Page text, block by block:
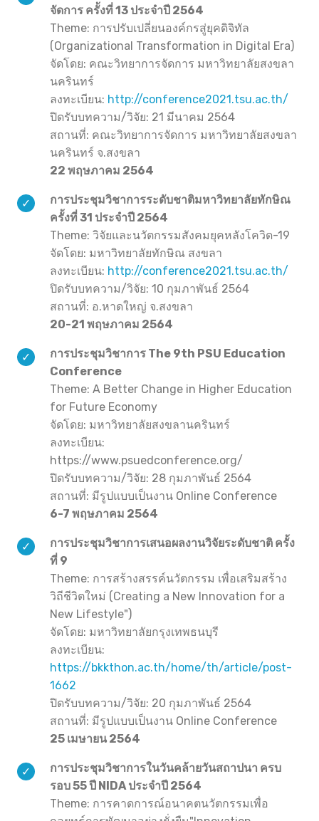
จัดการ ครั้งที่ 13 ประจำปี 2564
Theme: การปรับเปลี่ยนองค์กรสู่ยุคดิจิทัล
(Organizational Transformation in Digital Era)
จัดโดย: คณะวิทยาการจัดการ มหาวิทยาลัยสงขลา
นครินทร์
ลงทะเบียน: http://conference2021.tsu.ac.th/
ปิดรับบทความ/วิจัย: 21 มีนาคม 2564
สถานที่: คณะวิทยาการจัดการ มหาวิทยาลัยสงขลา
นครินทร์ จ.สงขลา
22 พฤษภาคม 2564
การประชุมวิชาการระดับชาติมหาวิทยาลัยทักษิณ
ครั้งที่ 31 ประจำปี 2564
Theme: วิจัยและนวัตกรรมสังคมยุคหลังโควิด-19
จัดโดย: มหาวิทยาลัยทักษิณ สงขลา
ลงทะเบียน: http://conference2021.tsu.ac.th/
ปิดรับบทความ/วิจัย: 10 กุมภาพันธ์ 2564
สถานที่: อ.หาดใหญ่ จ.สงขลา
20-21 พฤษภาคม 2564
การประชุมวิชาการ The 9th PSU Education
Conference
Theme: A Better Change in Higher Education
for Future Economy
จัดโดย: มหาวิทยาลัยสงขลานครินทร์
ลงทะเบียน:
https://www.psuedconference.org/
ปิดรับบทความ/วิจัย: 28 กุมภาพันธ์ 2564
สถานที่: มีรูปแบบเป็นงาน Online Conference
6-7 พฤษภาคม 2564
การประชุมวิชาการเสนอผลงานวิจัยระดับชาติ ครั้ง
ที่ 9
Theme: การสร้างสรรค์นวัตกรรม เพื่อเสริมสร้าง
วิถีชีวิตใหม่ (Creating a New Innovation for a
New Lifestyle")
จัดโดย: มหาวิทยาลัยกรุงเทพธนบุรี
ลงทะเบียน:
https://bkkthon.ac.th/home/th/article/post-
1662
ปิดรับบทความ/วิจัย: 20 กุมภาพันธ์ 2564
สถานที่: มีรูปแบบเป็นงาน Online Conference
25 เมษายน 2564
การประชุมวิชาการในวันคล้ายวันสถาปนา ครบ
รอบ 55 ปี NIDA ประจำปี 2564
Theme: การคาดการณ์อนาคตนวัตกรรมเพื่อ